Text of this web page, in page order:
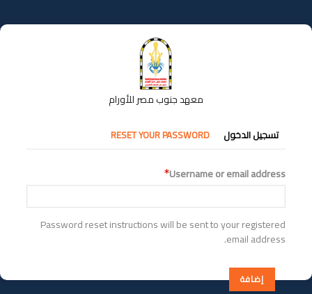
إلى
المحتوى
معهد جنوب مصر للأورام
التبويبات
الأساسية
تسجيل الدخول RESET YOUR PASSWORD
Username or email address
Password reset instructions will be sent to your registered
email address.